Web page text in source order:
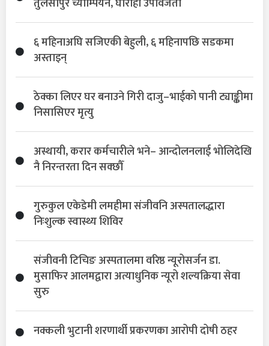
६ महिनाअघि सजिएकी बेहुली, ६ महिनापछि सडकमा
अस्ताइन्
ठेक्का लिएर घर बनाउने गिरी दाजु–भाईको पानी ट्याङ्कीमा
निसासिएर मृत्यु
अस्थायी, करार कर्मचारीले भने– आन्दोलनलाई भोलिदेखि
नै निरन्तरता दिन सक्छौँ
गुरुकुल एकेडेमी लमहीमा संजीवनि अस्पतालद्धारा
निःशुल्क स्वास्थ्य शिविर
संजीवनी टिचिङ अस्पतालमा वरिष्ठ न्यूरोसर्जन डा.
मुसाफिर आलमद्वारा अत्याधुनिक न्यूरो शल्यक्रिया सेवा
सुरु
नक्कली भुटानी शरणार्थी प्रकरणका आरोपी दोषी ठहर